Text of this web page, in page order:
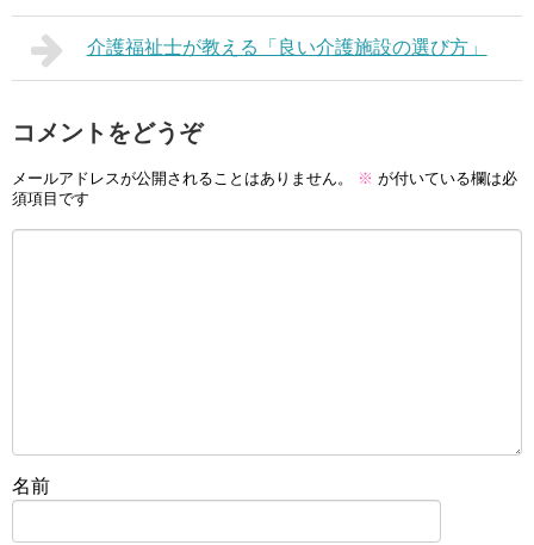
介護福祉士が教える「良い介護施設の選び方」
コメントをどうぞ
メールアドレスが公開されることはありません。 ※ が付いている欄は必
須項目です
名前